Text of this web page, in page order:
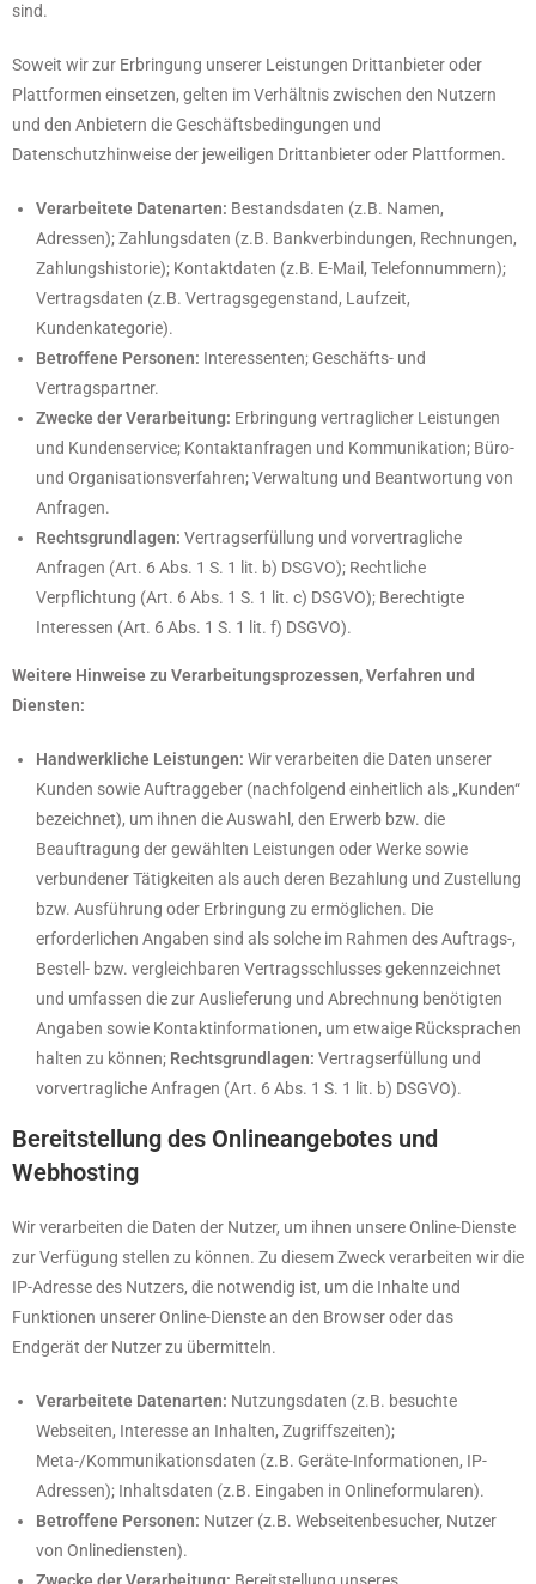
sind.
Soweit wir zur Erbringung unserer Leistungen Drittanbieter oder
Plattformen einsetzen, gelten im Verhältnis zwischen den Nutzern
und den Anbietern die Geschäftsbedingungen und
Datenschutzhinweise der jeweiligen Drittanbieter oder Plattformen.
Verarbeitete Datenarten: Bestandsdaten (z.B. Namen,
Adressen); Zahlungsdaten (z.B. Bankverbindungen, Rechnungen,
Zahlungshistorie); Kontaktdaten (z.B. E-Mail, Telefonnummern);
Vertragsdaten (z.B. Vertragsgegenstand, Laufzeit,
Kundenkategorie).
Betroffene Personen: Interessenten; Geschäfts- und
Vertragspartner.
Zwecke der Verarbeitung: Erbringung vertraglicher Leistungen
und Kundenservice; Kontaktanfragen und Kommunikation; Büro-
und Organisationsverfahren; Verwaltung und Beantwortung von
Anfragen.
Rechtsgrundlagen: Vertragserfüllung und vorvertragliche
Anfragen (Art. 6 Abs. 1 S. 1 lit. b) DSGVO); Rechtliche
Verpflichtung (Art. 6 Abs. 1 S. 1 lit. c) DSGVO); Berechtigte
Interessen (Art. 6 Abs. 1 S. 1 lit. f) DSGVO).
Weitere Hinweise zu Verarbeitungsprozessen, Verfahren und
Diensten:
Handwerkliche Leistungen: Wir verarbeiten die Daten unserer
Kunden sowie Auftraggeber (nachfolgend einheitlich als „Kunden“
bezeichnet), um ihnen die Auswahl, den Erwerb bzw. die
Beauftragung der gewählten Leistungen oder Werke sowie
verbundener Tätigkeiten als auch deren Bezahlung und Zustellung
bzw. Ausführung oder Erbringung zu ermöglichen. Die
erforderlichen Angaben sind als solche im Rahmen des Auftrags-,
Bestell- bzw. vergleichbaren Vertragsschlusses gekennzeichnet
und umfassen die zur Auslieferung und Abrechnung benötigten
Angaben sowie Kontaktinformationen, um etwaige Rücksprachen
halten zu können; Rechtsgrundlagen: Vertragserfüllung und
vorvertragliche Anfragen (Art. 6 Abs. 1 S. 1 lit. b) DSGVO).
Bereitstellung des Onlineangebotes und
Webhosting
Wir verarbeiten die Daten der Nutzer, um ihnen unsere Online-Dienste
zur Verfügung stellen zu können. Zu diesem Zweck verarbeiten wir die
IP-Adresse des Nutzers, die notwendig ist, um die Inhalte und
Funktionen unserer Online-Dienste an den Browser oder das
Endgerät der Nutzer zu übermitteln.
Verarbeitete Datenarten: Nutzungsdaten (z.B. besuchte
Webseiten, Interesse an Inhalten, Zugriffszeiten);
Meta-/Kommunikationsdaten (z.B. Geräte-Informationen, IP-
Adressen); Inhaltsdaten (z.B. Eingaben in Onlineformularen).
Betroffene Personen: Nutzer (z.B. Webseitenbesucher, Nutzer
von Onlinediensten).